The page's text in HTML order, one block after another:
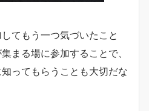
てもう一つ気づいたこと
まる場に参加することで、
ってもらうことも大切だな